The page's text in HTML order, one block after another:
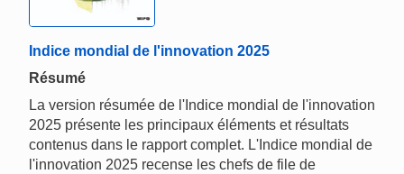
Indice mondial de l'innovation 2025
Résumé
La version résumée de l'Indice mondial de l'innovation
2025 présente les principaux éléments et résultats
contenus dans le rapport complet. L'Indice mondial de
l'innovation 2025 recense les chefs de file de